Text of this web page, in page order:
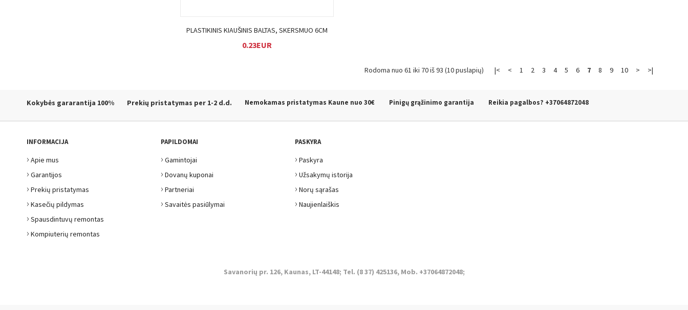
PLASTIKINIS KIAUŠINIS BALTAS, SKERSMUO 6CM
0.23EUR
|< < 1 2 3 4 5 6 7 8 9 10 > >|
Rodoma nuo 61 iki 70 iš 93 (10 puslapių)
Kokybės gararantija 100% Prekių pristatymas per 1-2 d.d. Nemokamas pristatymas Kaune nuo 30€ Pinigų grąžinimo garantija Reikia pagalbos? +37064872048
INFORMACIJA
› Apie mus
› Garantijos
› Prekių pristatymas
› Kasečių pildymas
› Spausdintuvų remontas
› Kompiuterių remontas
PAPILDOMAI
› Gamintojai
› Dovanų kuponai
› Partneriai
› Savaitės pasiūlymai
PASKYRA
› Paskyra
› Užsakymų istorija
› Norų sąrašas
› Naujienlaiškis
Savanorių pr. 126, Kaunas, LT-44148; Tel. (8 37) 425136, Mob. +37064872048;